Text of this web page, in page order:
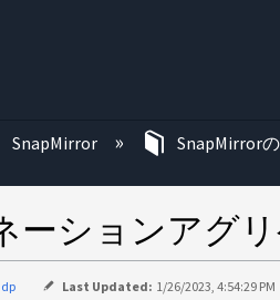
SnapMirror SnapMirror
ーションアグ
dp Last Updated: 1/26/2023, 4:54:29 PM